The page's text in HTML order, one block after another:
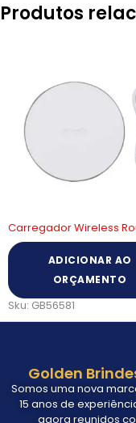
Produtos
Carregador Wireless
ADICIONAR AO
ORÇAMENTO
Sku: GB56581
Golden
Somos uma nova
15 anos de
agora reunidos